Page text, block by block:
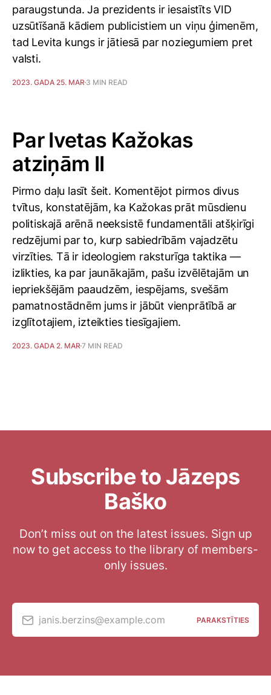
paraugstunda. Ja prezidents ir iesaistīts VID
uzsūtīšanā kādiem publicistiem un viņu ģimenēm,
tad Levita kungs ir jātiesā par noziegumiem pret
valsti.
2023. GADA 25. MAR 3 MIN READ
Par Ivetas Kažokas
atziņām II
Pirmo daļu lasīt šeit. Komentējot pirmos divus
tvītus, konstatējām, ka Kažokas prāt mūsdienu
politiskajā arēnā neeksistē fundamentāli atšķirīgi
redzējumi par to, kurp sabiedrībām vajadzētu
virzīties. Tā ir ideologiem raksturīga taktika —
izlikties, ka par jaunākajām, pašu izvēlētajām un
iepriekšējām paaudzēm, iespējams, svešām
pamatnostādnēm jums ir jābūt vienprātībā ar
izglītotajiem, izteikties tiesīgajiem.
2023. GADA 2. MAR7 MIN READ
Subscribe to Jāzeps
Baško
Don’t miss out on the latest issues. Sign up
now to get access to the library of members-
only issues.
janis.berzins@example.com PARAKSTĪTIES